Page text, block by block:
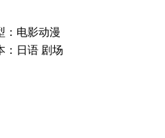
：电影动漫
：日语 剧场